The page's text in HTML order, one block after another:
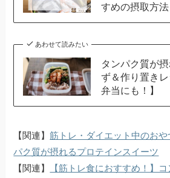
すめの摂取方
あわせて読みたい
タンパク質が
ず＆作り置き
弁当にも！】
【関連】筋トレ・ダイエット中のお
パク質が摂れるプロテインスイーツ
【関連】
【筋トレ食におすすめ！】